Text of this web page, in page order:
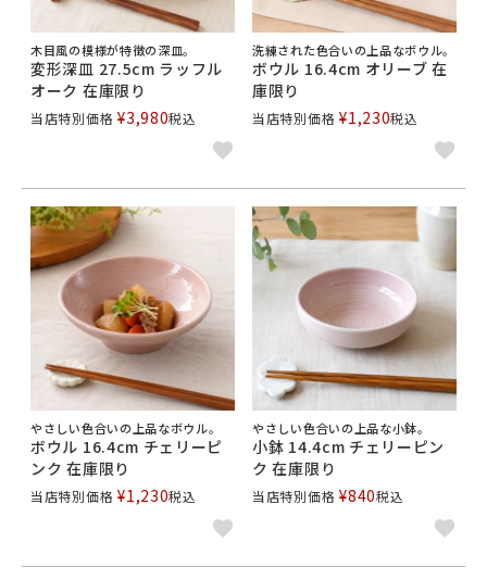
木目風の模様が特徴の深皿。
変形深皿 27.5cm ラッフル
オーク 在庫限り
当店特別価格 ¥3,980税込
洗練された色合いの上品なボウル。
ボウル 16.4cm オリーブ 在
庫限り
当店特別価格 ¥1,230税込
やさしい色合いの上品なボウル。
ボウル 16.4cm チェリーピ
ンク 在庫限り
当店特別価格 ¥1,230税込
やさしい色合いの上品な小鉢。
小鉢 14.4cm チェリーピン
ク 在庫限り
当店特別価格 ¥840税込